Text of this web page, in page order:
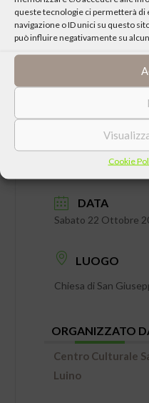
queste tecnologie ci permetterà
navigazione o ID unici su questo
può influire negativamente su
Cookie
CONDIVIDI
DATA
Sabato 22 Ottobre
LUOGO
Chiesa di San
ORGANIZZATO
Centro Culturale
Luino